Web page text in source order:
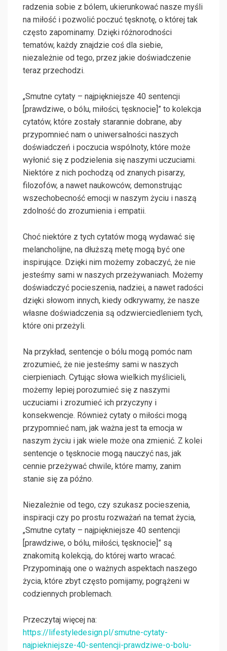
radzenia sobie z bólem, ukierunkować nasze myśli
na miłość i pozwolić poczuć tęsknotę, o której tak
często zapominamy. Dzięki różnorodności
tematów, każdy znajdzie coś dla siebie,
niezależnie od tego, przez jakie doświadczenie
teraz przechodzi.
„Smutne cytaty – najpiękniejsze 40 sentencji
[prawdziwe, o bólu, miłości, tęsknocie]” to kolekcja
cytatów, które zostały starannie dobrane, aby
przypomnieć nam o uniwersalności naszych
doświadczeń i poczucia wspólnoty, które może
wyłonić się z podzielenia się naszymi uczuciami.
Niektóre z nich pochodzą od znanych pisarzy,
filozofów, a nawet naukowców, demonstrując
wszechobecność emocji w naszym życiu i naszą
zdolność do zrozumienia i empatii.
Choć niektóre z tych cytatów mogą wydawać się
melancholijne, na dłuższą metę mogą być one
inspirujące. Dzięki nim możemy zobaczyć, że nie
jesteśmy sami w naszych przeżywaniach. Możemy
doświadczyć pocieszenia, nadziei, a nawet radości
dzięki słowom innych, kiedy odkrywamy, że nasze
własne doświadczenia są odzwierciedleniem tych,
które oni przeżyli.
Na przykład, sentencje o bólu mogą pomóc nam
zrozumieć, że nie jesteśmy sami w naszych
cierpieniach. Cytując słowa wielkich myślicieli,
możemy lepiej porozumieć się z naszymi
uczuciami i zrozumieć ich przyczyny i
konsekwencje. Również cytaty o miłości mogą
przypomnieć nam, jak ważna jest ta emocja w
naszym życiu i jak wiele może ona zmienić. Z kolei
sentencje o tęsknocie mogą nauczyć nas, jak
cennie przeżywać chwile, które mamy, zanim
stanie się za późno.
Niezależnie od tego, czy szukasz pocieszenia,
inspiracji czy po prostu rozważań na temat życia,
„Smutne cytaty – najpiękniejsze 40 sentencji
[prawdziwe, o bólu, miłości, tęsknocie]” są
znakomitą kolekcją, do której warto wracać.
Przypominają one o ważnych aspektach naszego
życia, które zbyt często pomijamy, pogrążeni w
codziennych problemach.
Przeczytaj więcej na:
https://lifestyledesign.pl/smutne-cytaty-
najpiekniejsze-40-sentencji-prawdziwe-o-bolu-